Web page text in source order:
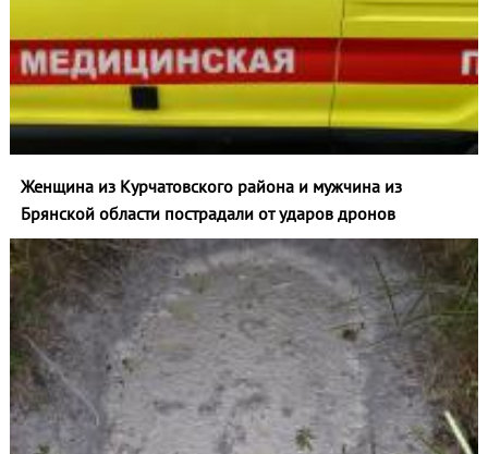
Женщина из Курчатовского района и мужчина из
Брянской области пострадали от ударов дронов